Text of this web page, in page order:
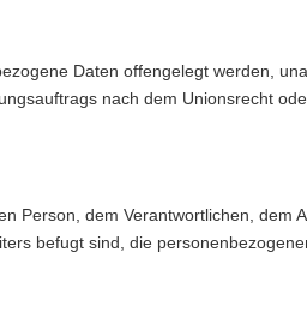
Daten offengelegt werden,
nach dem Unionsrecht
Person, dem Verantwortlichen, dem
befugt sind, die